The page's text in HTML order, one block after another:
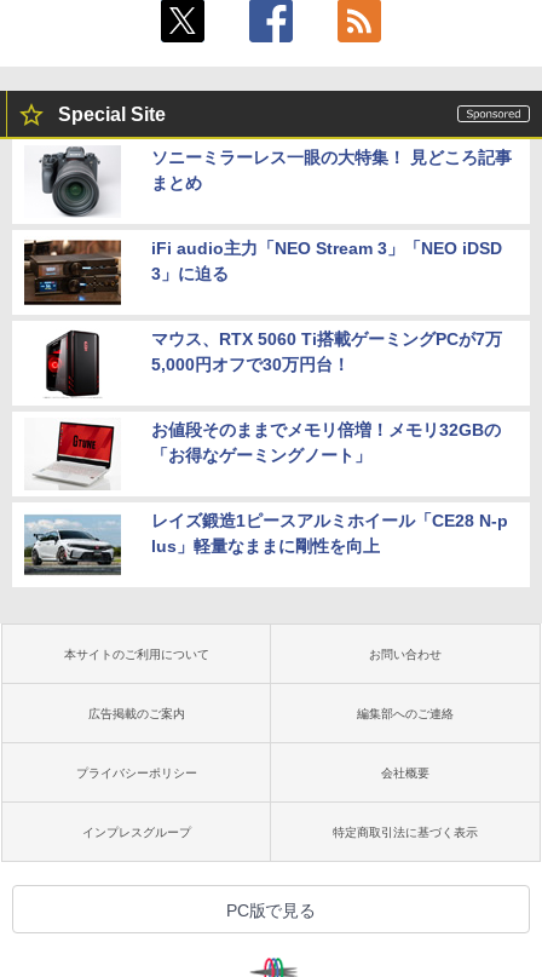
Special Site
ソニーミラーレス一眼の大特集！ 見どころ記事
まとめ
iFi audio主力「NEO Stream 3」「NEO iDSD
3」に迫る
マウス、RTX 5060 Ti搭載ゲーミングPCが7万
5,000円オフで30万円台！
お値段そのままでメモリ倍増！メモリ32GBの
「お得なゲーミングノート」
レイズ鍛造1ピースアルミホイール「CE28 N-p
lus」軽量なままに剛性を向上
本サイトのご利用について お問い合わせ
広告掲載のご案内 編集部へのご連絡
プライバシーポリシー 会社概要
インプレスグループ 特定商取引法に基づく表示
PC版で見る